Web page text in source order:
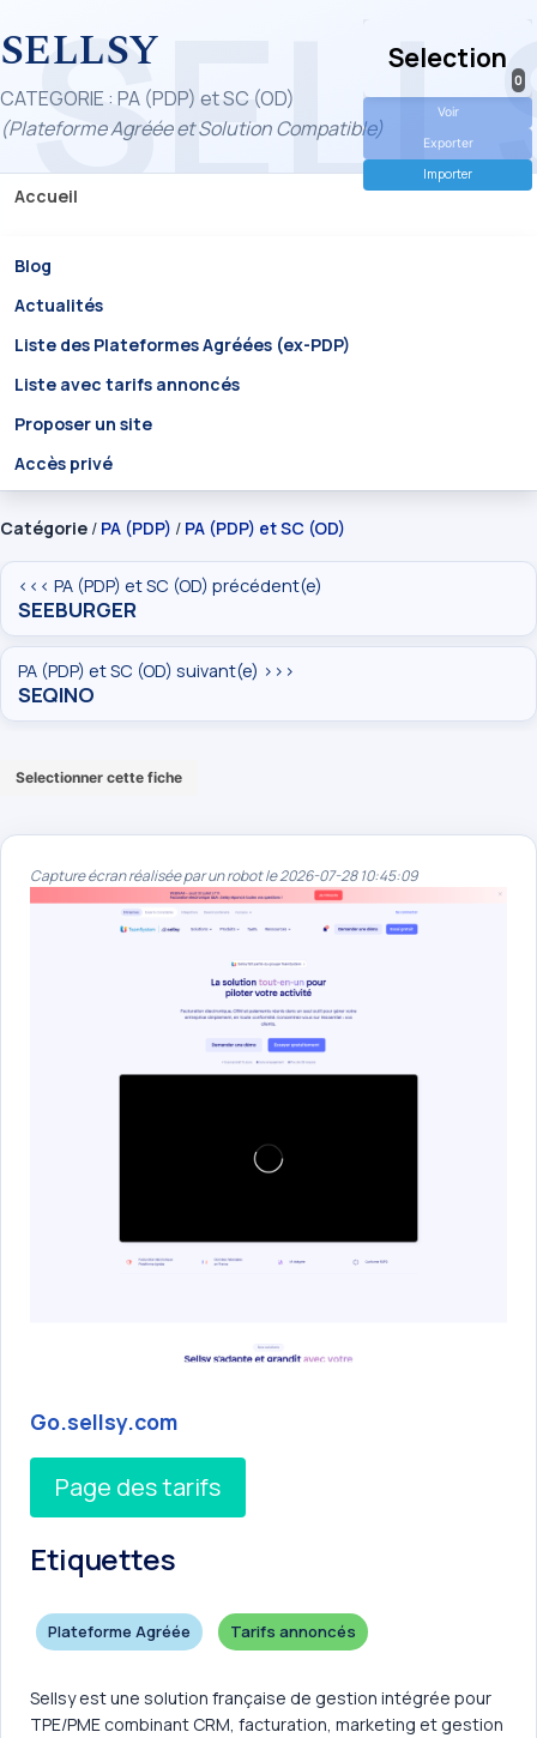
SELLSY
CATEGORIE : PA (PDP) et SC (OD)
(Plateforme Agréée et Solution Compatible)
Accueil
Blog
Actualités
Liste des Plateformes Agréées (ex-PDP)
Liste avec tarifs annoncés
Proposer un site
Accès privé
Selection
0
Voir
Exporter
Importer
Catégorie / PA (PDP) / PA (PDP) et SC (OD)
<<< PA (PDP) et SC (OD) précédent(e)
SEEBURGER
PA (PDP) et SC (OD) suivant(e) >>>
SEQINO
Selectionner cette fiche
Capture écran réalisée par un robot le 2026-07-28 10:45:09
Go.sellsy.com
Page des tarifs
Etiquettes
Plateforme Agréée Tarifs annoncés
Sellsy est une solution française de gestion intégrée pour
TPE/PME combinant CRM, facturation, marketing et gestion